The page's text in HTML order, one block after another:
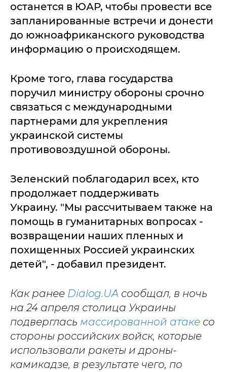
останется в ЮАР, чтобы провести все
запланированные встречи и донести
до южноафриканского руководства
информацию о происходящем.
Кроме того, глава государства
поручил министру обороны срочно
связаться с международными
партнерами для укрепления
украинской системы
противовоздушной обороны.
Зеленский поблагодарил всех, кто
продолжает поддерживать
Украину. "Мы рассчитываем также на
помощь в гуманитарных вопросах -
возвращении наших пленных и
похищенных Россией украинских
детей", - добавил президент.
Как ранее Dialog.UA сообщал, в ночь
на 24 апреля столица Украины
подверглась массированной атаке со
стороны российских войск, которые
использовали ракеты и дроны-
камикадзе, в результате чего, по